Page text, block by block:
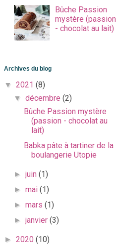
Bûche Passion
mystère (passion
- chocolat au lait)
Archives du blog
▼ 2021 (8)
▼décembre(2)
Bûche Passion mystère
(passion - chocolat au
lait)
Babka pâte à tartiner de la
boulangerie Utopie
►juin(1)
►mai(1)
►mars(1)
►janvier(3)
► 2020 (10)